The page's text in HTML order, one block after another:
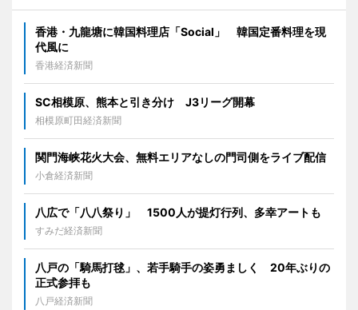
香港・九龍塘に韓国料理店「Social」 韓国定番料理を現
代風に
香港経済新聞
SC相模原、熊本と引き分け J3リーグ開幕
相模原町田経済新聞
関門海峡花火大会、無料エリアなしの門司側をライブ配信
小倉経済新聞
八広で「八八祭り」 1500人が提灯行列、多幸アートも
すみだ経済新聞
八戸の「騎馬打毬」、若手騎手の姿勇ましく 20年ぶりの
正式参拝も
八戸経済新聞